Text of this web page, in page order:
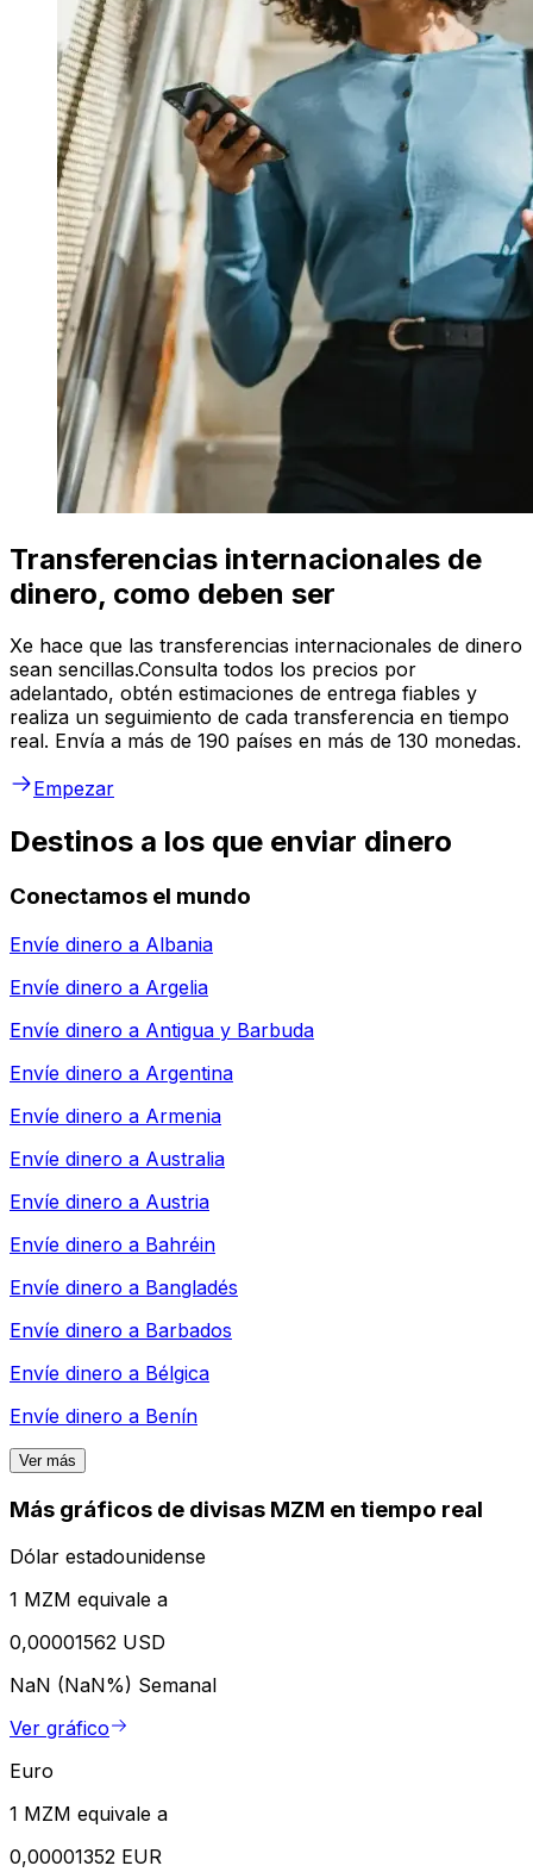
Transferencias internacionales de
dinero, como deben ser
Xe hace que las transferencias internacionales de dinero
sean sencillas.Consulta todos los precios por
adelantado, obtén estimaciones de entrega fiables y
realiza un seguimiento de cada transferencia en tiempo
real. Envía a más de 190 países en más de 130 monedas.
Empezar
Destinos a los que enviar dinero
Conectamos el mundo
Envíe dinero a Albania
Envíe dinero a Argelia
Envíe dinero a Antigua y Barbuda
Envíe dinero a Argentina
Envíe dinero a Armenia
Envíe dinero a Australia
Envíe dinero a Austria
Envíe dinero a Bahréin
Envíe dinero a Bangladés
Envíe dinero a Barbados
Envíe dinero a Bélgica
Envíe dinero a Benín
Ver más
Más gráficos de divisas MZM en tiempo real
Dólar estadounidense
1 MZM equivale a
0,00001562 USD
NaN (NaN%) Semanal
Ver gráfico
Euro
1 MZM equivale a
0,00001352 EUR